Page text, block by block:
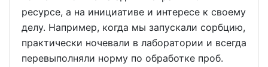
ресурсе, а на инициативе и интересе к своему
делу. Например, когда мы запускали сорбцию,
практически ночевали в лаборатории и всегда
перевыполняли норму по обработке проб.